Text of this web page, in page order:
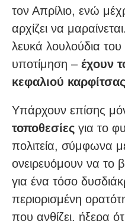
τον Απρίλιο, ενώ
αρχίζει να
λευκά λουλούδια του
υποτίμηση – έχουν
κεφαλιού καρφίτσας
Υπάρχουν επίσης
τοποθεσίες για το
πολιτεία, σύμφωνα
ονειρευόμουν να το
για ένα τόσο
περιορισμένη
που ανθίζει, ήξερα